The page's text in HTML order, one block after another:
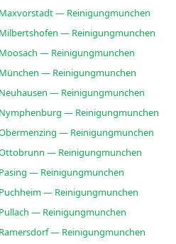
— Reinigungmunchen
— Reinigungmunchen
— Reinigungmunchen
— Reinigungmunchen
— Reinigungmunchen
— Reinigungmunchen
— Reinigungmunchen
— Reinigungmunchen
— Reinigungmunchen
— Reinigungmunchen
— Reinigungmunchen
— Reinigungmunchen